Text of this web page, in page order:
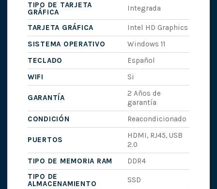
TIPO DE TARJETA
GRÁFICA
Integrada
TARJETA GRÁFICA
Intel HD Graphics
SISTEMA OPERATIVO
Windows 11
TECLADO
Español
WIFI
Si
GARANTÍA
2 Años de
garantía
CONDICIÓN
Reacondicionado
PUERTOS
HDMI, RJ45, USB
2.0
TIPO DE MEMORIA RAM
DDR4
TIPO DE
ALMACENAMIENTO
SSD